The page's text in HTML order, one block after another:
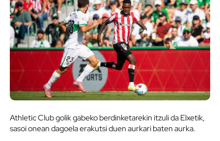
Athletic Club golik gabeko berdinketarekin itzuli da Elxetik,
sasoi onean dagoela erakutsi duen aurkari baten aurka.